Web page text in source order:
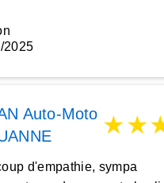
2025
Auto-Moto ★★
d'empathie, sympa